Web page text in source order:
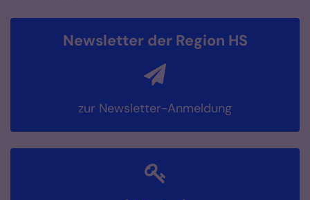
Newsletter der Region HS
zur Newsletter-Anmeldung